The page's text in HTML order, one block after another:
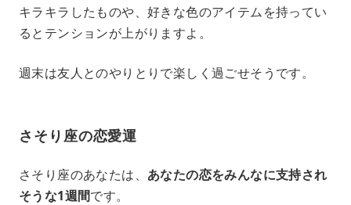
キラキラしたものや、好きな色のアイテムを持ってい
るとテンションが上がりますよ。
週末は友人とのやりとりで楽しく過ごせそうです。
さそり座の恋愛運
さそり座のあなたは、 あなたの恋をみんなに支持され
そうな1週間です。